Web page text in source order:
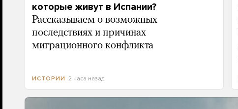
которые живут в Испании?
Рассказываем о возможных
последствиях и причинах
миграционного конфликта
ИСТОРИИ 2 часа назад